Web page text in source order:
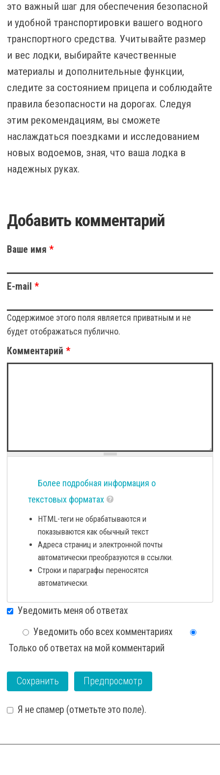
это важный шаг для обеспечения безопасной
и удобной транспортировки вашего водного
транспортного средства. Учитывайте размер
и вес лодки, выбирайте качественные
материалы и дополнительные функции,
следите за состоянием прицепа и соблюдайте
правила безопасности на дорогах. Следуя
этим рекомендациям, вы сможете
наслаждаться поездками и исследованием
новых водоемов, зная, что ваша лодка в
надежных руках.
Добавить комментарий
Ваше имя *
E-mail *
Содержимое этого поля является приватным и не
будет отображаться публично.
Комментарий *
Более подробная информация о
текстовых форматах
HTML-теги не обрабатываются и
показываются как обычный текст
Адреса страниц и электронной почты
автоматически преобразуются в ссылки.
Строки и параграфы переносятся
автоматически.
Уведомить меня об ответах
Уведомить обо всех комментариях
Только об ответах на мой комментарий
Я не спамер (отметьте это поле).